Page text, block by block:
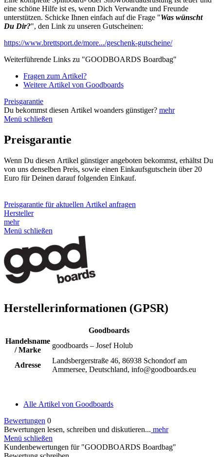
eine schöne Hilfe ist es, wenn Dich Verwandte und Freunde
unterstützen. Schicke Ihnen einfach auf die Frage "Was wünscht
Du Dir?", den Link zu unseren Gutscheinen:
https://www.brettsport.de/more.../geschenk-gutscheine/
Weiterführende Links zu "GOODBOARDS Boardbag"
Fragen zum Artikel?
Weitere Artikel von Goodboards
Preisgarantie
Du bekommst diesen Artikel woanders günstiger? mehr
Menü schließen
Preisgarantie
Wenn Du diesen Artikel günstiger angeboten bekommst, erhältst Du
von uns denselben Preis, sowie einen Einkaufsgutschein über 20
Euro für Deinen darauf folgenden Einkauf.
Preisgarantie für aktuellen Artikel anfragen
Hersteller
mehr
Menü schließen
Herstellerinformationen (GPSR)
Goodboards
Handelsname
/ Marke
goodboards – Josef Holub
Adresse
Landsbergerstraße 46, 86938 Schondorf am
Ammersee, Deutschland, info@goodboards.eu
Alle Artikel von Goodboards
Bewertungen 0
Bewertungen lesen, schreiben und diskutieren... mehr
Menü schließen
Kundenbewertungen für "GOODBOARDS Boardbag"